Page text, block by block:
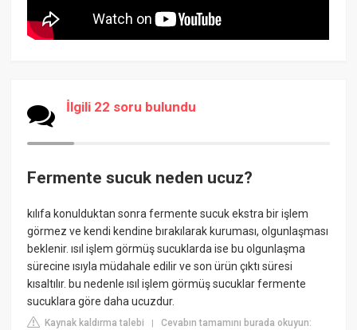
İlgili 22 soru bulundu
Fermente sucuk neden ucuz?
kılıfa konulduktan sonra fermente sucuk ekstra bir işlem
görmez ve kendi kendine bırakılarak kuruması, olgunlaşması
beklenir. ısıl işlem görmüş sucuklarda ise bu olgunlaşma
sürecine ısıyla müdahale edilir ve son ürün çıktı süresi
kısaltılır. bu nedenle ısıl işlem görmüş sucuklar fermente
sucuklara göre daha ucuzdur.
Kaynak kaldırma talebi |Cevabın tamamını burada okuyun: